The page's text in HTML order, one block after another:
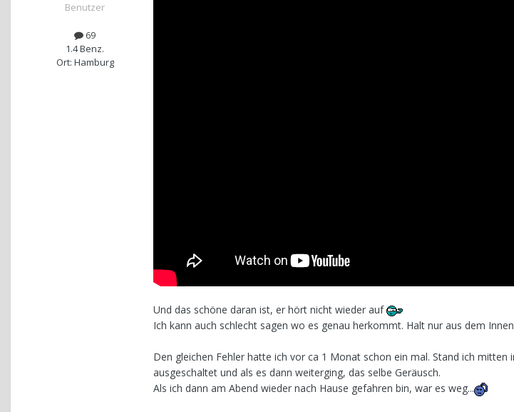
Benutzer
69
1.4 Benz.
Ort: Hamburg
Und das schöne daran ist, er hört nicht wieder auf
Ich kann auch schlecht sagen wo es genau herkommt. Halt nur aus dem
Den gleichen Fehler hatte ich vor ca 1 Monat schon ein mal. Stand ich mitten
ausgeschaltet und als es dann weiterging, das selbe Geräusch.
Als ich dann am Abend wieder nach Hause gefahren bin, war es weg...